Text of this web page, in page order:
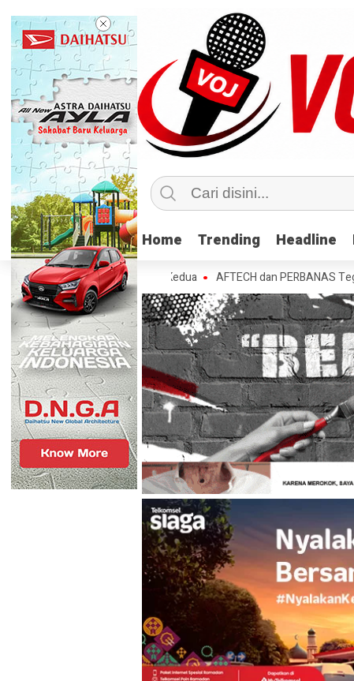
Home Trending Headline
Home Trending Headline
Nasabah di Tahun Kedua AFTECH dan PERBANAS Tegaskan